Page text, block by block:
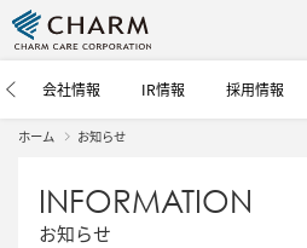
会社情報 IR情報 採用情報
ホーム お知らせ
INFORMATION
お知らせ